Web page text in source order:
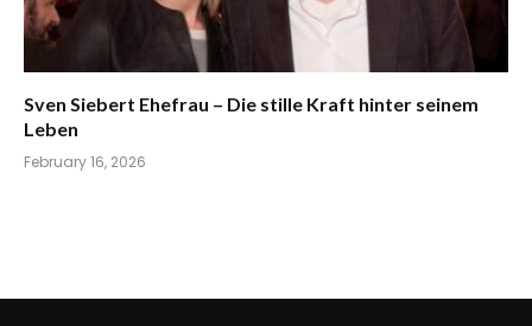
Sven Siebert Ehefrau – Die stille Kraft hinter seinem
Leben
February 16, 2026